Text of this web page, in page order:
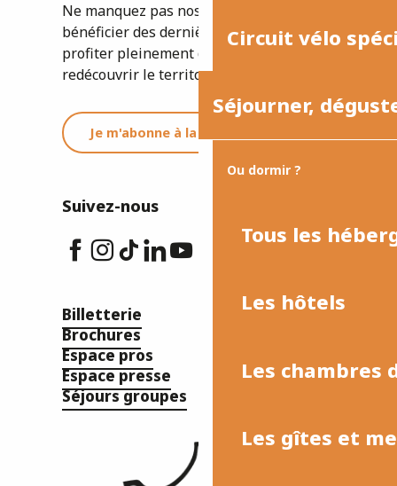
Circuit vélo
Séjourner,
Ou dormir ?
Tous les
Les hôtels
Les chambres
Les gîtes et
Ne manquez pas nos newsletters pour
bénéficier des dernières informations et
profiter pleinement de votre séjour ou
redécouvrir le territoire.
Je m'abonne à la newsletter
Suivez-nous
Billetterie
Brochures
Espace pros
Espace presse
Séjours groupes